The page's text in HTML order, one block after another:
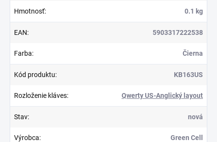
Hmotnosť: 0.1 kg
EAN: 5903317222538
Farba: Čierna
Kód produktu: KB163US
Rozloženie kláves: Qwerty US-Anglický layout
Stav: nová
Výrobca: Green Cell